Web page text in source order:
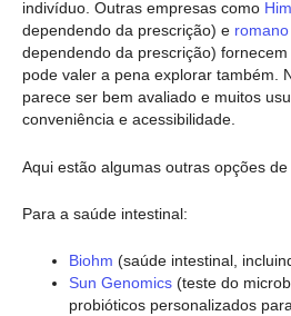
indivíduo. Outras empresas como
dependendo da prescrição) e romano
dependendo da prescrição)
pode valer a pena explorar também.
parece ser bem avaliado e muitos
conveniência e acessibilidade.
Aqui estão algumas outras opções
Para a saúde intestinal:
Biohm (saúde intestinal,
Sun Genomics (teste do
probióticos personalizados